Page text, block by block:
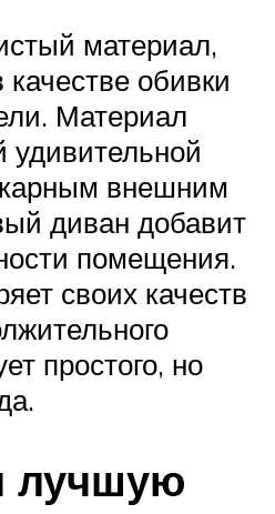
материал,
обивки
Материал
удивительной
внешним
диван добавит
помещения.
своих качеств
простого, но
лучшую